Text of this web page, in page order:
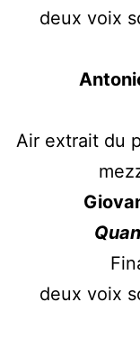
deux voix
Air extrait du
deux voix